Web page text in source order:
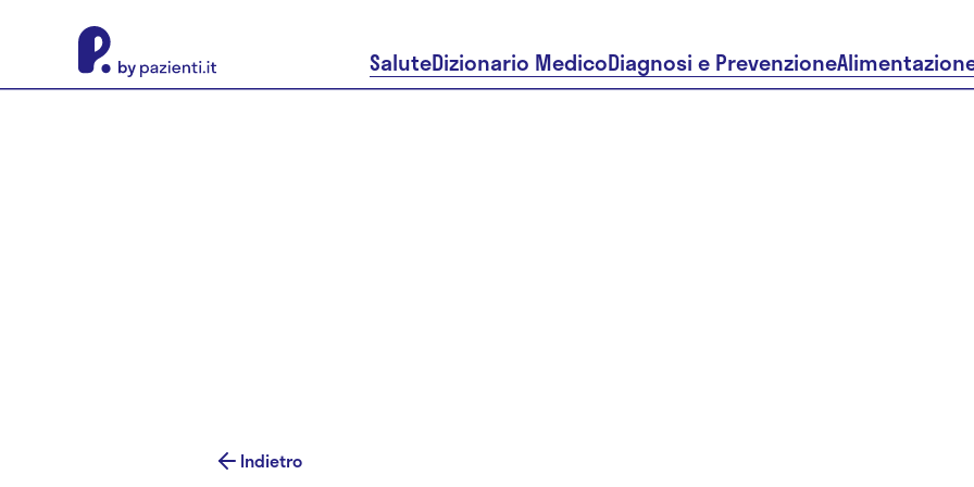
SaluteDizionario MedicoDiagnosi e Prevenzione
Indietro